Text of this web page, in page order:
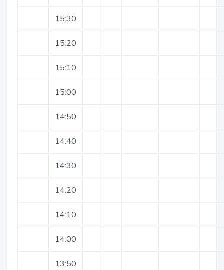
15:30
15:20
15:10
15:00
14:50
14:40
14:30
14:20
14:10
14:00
13:50